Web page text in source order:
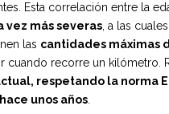
Esta correlación entre la
vez más severas , a las
las cantidades máximas
cuando recorre un kilómetro.
respetando la norma
unos años